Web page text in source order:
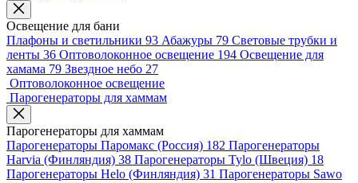
Освещение для бани
Плафоны и светильники 93 Абажуры 79 Световые трубки и
ленты 36 Оптоволоконное освещение 194 Освещение для
хамама 79 Звездное небо 27
Оптоволоконное освещение
Парогенераторы для хаммам
Парогенераторы для хаммам
Парогенераторы Паромакс (Россия) 182 Парогенераторы
Harvia (Финляндия) 38 Парогенераторы Tylo (Швеция) 18
Парогенераторы Helo (Финляндия) 31 Парогенераторы Sawo